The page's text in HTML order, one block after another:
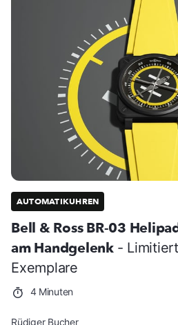
AUTOMATIKUHREN
Bell & Ross BR-03
am Handgelenk -
Exemplare
4 Minuten
Rüdiger Bucher